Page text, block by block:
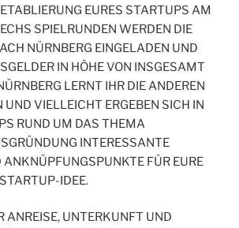
EURES STARTUPS AM
SPIELRUNDEN WERDEN DIE
NÜRNBERG EINGELADEN UND
IN HÖHE VON INSGESAMT
LERNT IHR DIE ANDEREN
VIELLEICHT ERGEBEN SICH IN
RUND UM DAS THEMA
INTERESSANTE
ANKNÜPFUNGSPUNKTE FÜR EURE
IDEE.
ANREISE, UNTERKUNFT UND